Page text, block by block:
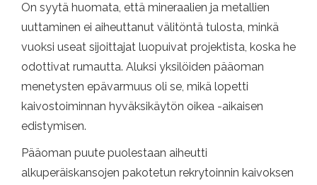
On syytä huomata, että mineraalien ja metallien
uuttaminen ei aiheuttanut välitöntä tulosta, minkä
vuoksi useat sijoittajat luopuivat projektista, koska he
odottivat rumautta. Aluksi yksilöiden pääoman
menetysten epävarmuus oli se, mikä lopetti
kaivostoiminnan hyväksikäytön oikea -aikaisen
edistymisen.
Pääoman puute puolestaan ​​aiheutti
alkuperäiskansojen pakotetun rekrytoinnin kaivoksen